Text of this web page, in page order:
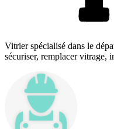
Vitrier spécialisé dans le
sécuriser, remplacer vitrage,